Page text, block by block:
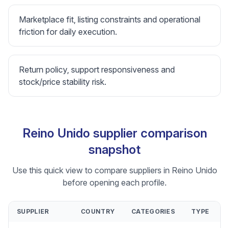
Marketplace fit, listing constraints and operational
friction for daily execution.
Return policy, support responsiveness and
stock/price stability risk.
Reino Unido supplier comparison
snapshot
Use this quick view to compare suppliers in Reino Unido
before opening each profile.
SUPPLIER COUNTRY CATEGORIES TYPE